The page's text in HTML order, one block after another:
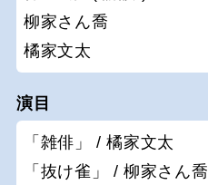
柳家さん喬
橘家文太
演目
「雑俳」 / 橘家文太
「抜け雀」 / 柳家さん喬